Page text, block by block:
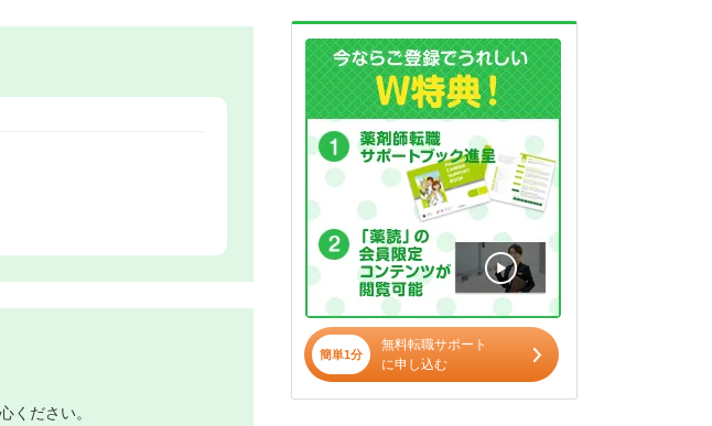
ください。
簡単1分
無料転職サポート
に申し込む